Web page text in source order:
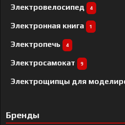
Электровелосипед 4
Электронная книга 1
Электропечь 4
Электросамокат 9
Электрощипцы для
Бренды